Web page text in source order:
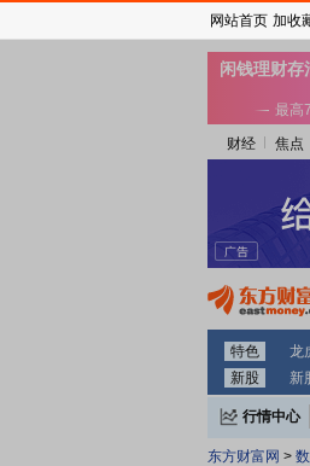
财经 焦点
特色 龙
新股
新
行情中心
东方财富网 >
网站首页 加收